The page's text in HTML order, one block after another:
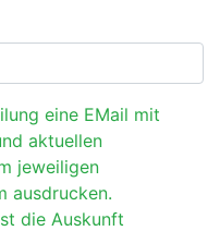
eine EMail mit
aktuellen
jeweiligen
ausdrucken.
die Auskunft